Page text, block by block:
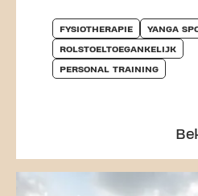
FYSIOTHERAPIE YANGA
ROLSTOELTOEGANKELIJK
PERSONAL TRAINING